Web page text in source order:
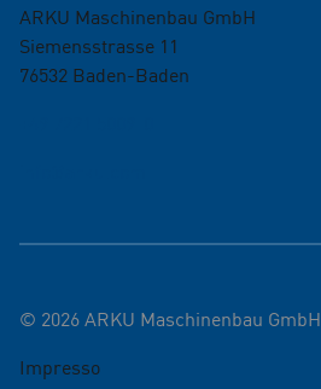
ARKU Maschinenbau GmbH
Siemensstrasse 11
76532 Baden-Baden
© 2026ARKU Maschinenbau GmbH
Impresso